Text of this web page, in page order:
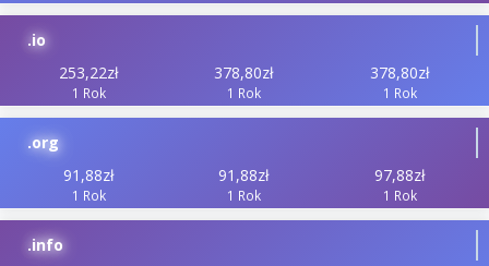
.io
253,22zł
1 Rok
378,80zł
1 Rok
378,80zł
1 Rok
.org
91,88zł
1 Rok
91,88zł
1 Rok
97,88zł
1 Rok
.info